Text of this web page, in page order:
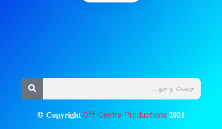
©CopyrightOff-Centre Productions 2021